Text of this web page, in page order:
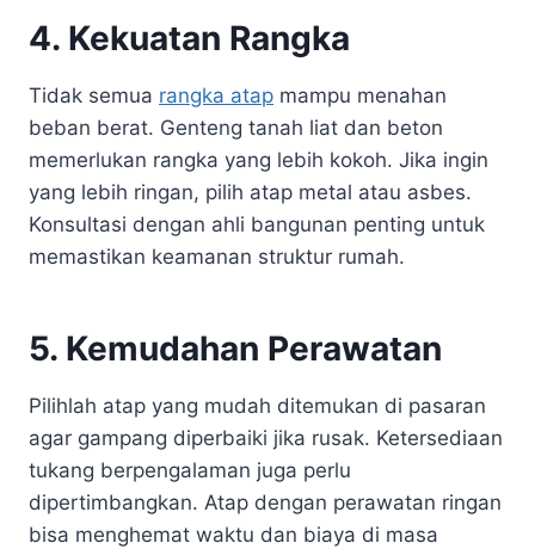
4. Kekuatan Rangka
Tidak semua rangka atap mampu menahan
beban berat. Genteng tanah liat dan beton
memerlukan rangka yang lebih kokoh. Jika ingin
yang lebih ringan, pilih atap metal atau asbes.
Konsultasi dengan ahli bangunan penting untuk
memastikan keamanan struktur rumah.
5. Kemudahan Perawatan
Pilihlah atap yang mudah ditemukan di pasaran
agar gampang diperbaiki jika rusak. Ketersediaan
tukang berpengalaman juga perlu
dipertimbangkan. Atap dengan perawatan ringan
bisa menghemat waktu dan biaya di masa